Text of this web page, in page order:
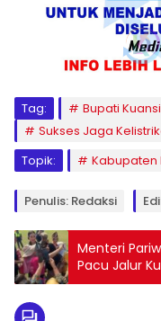
Tag:
Bupati
Sukses Jaga
Topik:
Kabupaten
Penulis: Redaksi
Menteri
Pacu Jalur